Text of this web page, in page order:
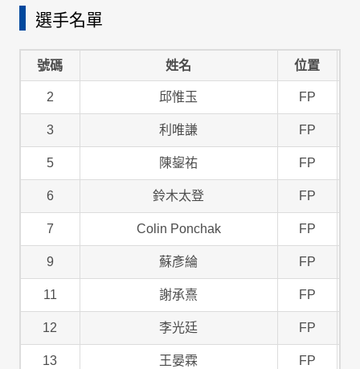
選手名單
號碼 姓名 位置
2 邱惟玉 FP
3 利唯謙 FP
5 陳鋆祐 FP
6 鈴木太登 FP
7 Colin Ponchak FP
9 蘇彥綸 FP
11 謝承熹 FP
12 李光廷 FP
13 王晏霖 FP